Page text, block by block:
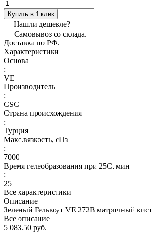
Купить в 1 клик
Нашли дешевле?
Самовывоз со склада.
Доставка по РФ.
Характеристики
Основа
:
VE
Производитель
:
CSC
Страна происхождения
:
Турция
Макс.вязкoсть, сПз
:
7000
Время гелеобразования при 25С, мин
:
25
Все характеристики
Описание
Зеленый Гелькоут VE 272B матричный
Все описание
5 083.50 руб.